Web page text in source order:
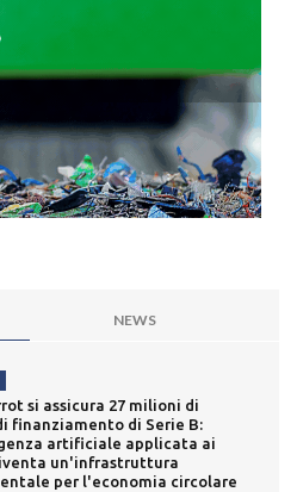
NEWS
si assicura 27 milioni di
finanziamento di Serie B:
artificiale applicata ai
un'infrastruttura
per l'economia circolare